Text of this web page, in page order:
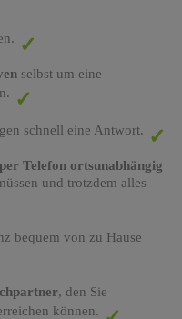
selbst um eine
schnell eine Antwort.
Telefon ortsunabhängig
und trotzdem alles
bequem von zu Hause
, den Sie
können.